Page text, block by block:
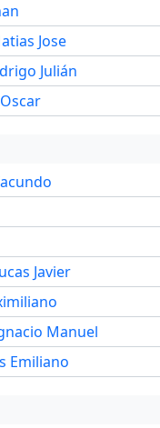
Jose
Julián
Javier
Manuel
Emiliano